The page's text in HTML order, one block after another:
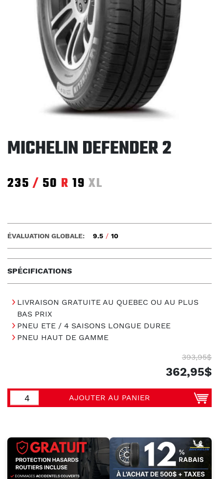
MICHELIN DEFENDER 2
235 / 50 R 19 XL
SPÉCIFICATIONS
ÉVALUATION GLOBALE: 9.5 / 10
LIVRAISON GRATUITE AU QUEBEC OU AU PLUS
BAS PRIX
PNEU ETE / 4 SAISONS LONGUE DUREE
PNEU HAUT DE GAMME
393,95$
362,95$
AJOUTER AU PANIER